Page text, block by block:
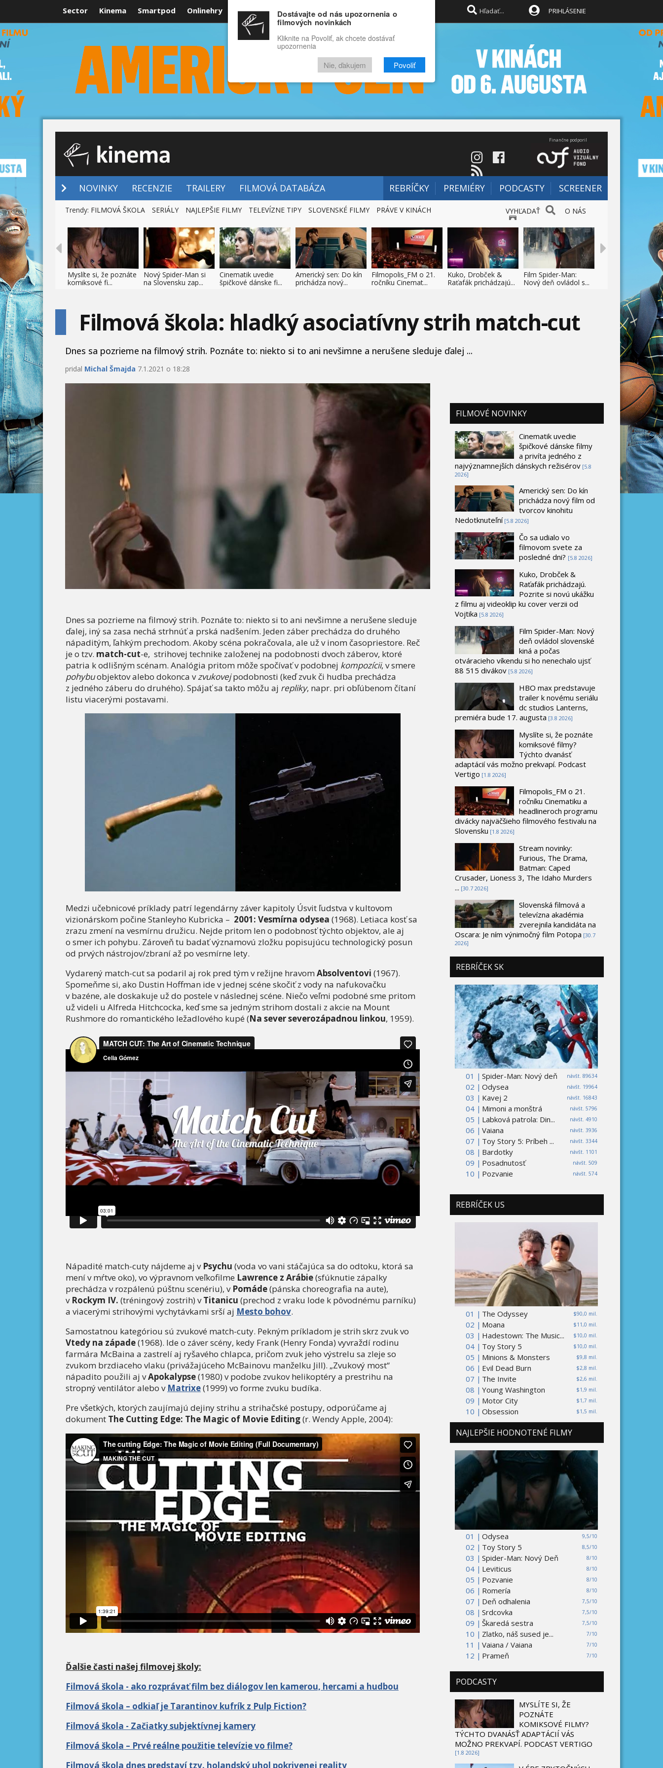
Sector Kinema Smartpod Onlinehry Rozprávky Funny Docu
RECENZIE VIDEÁ FILMY
PRIHLÁSENIE
Finančne podporil
NOVINKY RECENZIE TRAILERY FILMOVÁ DATABÁZA REBRÍČKY PREMIÉRY PODCASTY SCREENER
VYHĽADAŤ O NÁS
Trendy: FILMOVÁ ŠKOLA SERIÁLY NAJLEPŠIE FILMY TELEVÍZNE TIPY SLOVENSKÉ FILMY PRÁVE V KINÁCH
Myslíte si, že poznáte
komiksové fi...
Nový Spider-Man si
na Slovensku zap...
Cinematik uvedie
špičkové dánske fi...
Americký sen: Do kín
prichádza nový...
Filmopolis_FM o 21.
ročníku Cinemat...
Kuko, Drobček &
Raťafák prichádzajú...
Film Spider-Man:
Nový deň ovládol s...
Filmová škola: hladký asociatívny strih match-cut
Dnes sa pozrieme na filmový strih. Poznáte to: niekto si to ani nevšimne a nerušene sleduje ďalej ...
pridal Michal Šmajda 7.1.2021 o 18:28
Dnes sa pozrieme na filmový strih. Poznáte to: niekto si to ani nevšimne a nerušene sleduje
ďalej, iný sa zasa nechá strhnúť a prská nadšením. Jeden záber prechádza do druhého
nápaditým, ľahkým prechodom. Akoby scéna pokračovala, ale už v inom časopriestore. Reč
je o tzv. match-cut-e, strihovej technike založenej na podobnosti dvoch záberov, ktoré
patria k odlišným scénam. Analógia pritom môže spočívať v podobnej kompozícii, v smere
pohybuobjektov alebo dokonca vzvukovejpodobnosti (keď zvuk či hudba prechádza
z jedného záberu do druhého). Spájať sa takto môžu aj repliky, napr. pri obľúbenom čítaní
listu viacerými postavami.
Medzi učebnicové príklady patrí legendárny záver kapitoly Úsvit ľudstva v kultovom
vizionárskom počine Stanleyho Kubricka – 2001: Vesmírna odysea (1968). Letiaca kosť sa
zrazu zmení na vesmírnu družicu. Nejde pritom len o podobnosť týchto objektov, ale aj
o smer ich pohybu. Zároveň tu badať významovú zložku popisujúcu technologický posun
od prvých nástrojov/zbraní až po vesmírne lety.
Vydarený match-cut sa podaril aj rok pred tým v režijne hravom Absolventovi (1967).
Spomeňme si, ako Dustin Hoffman ide v jednej scéne skočiť z vody na nafukovačku
v bazéne, ale doskakuje už do postele v následnej scéne. Niečo veľmi podobné sme pritom
už videli u Alfreda Hitchcocka, keď sme sa jedným strihom dostali z akcie na Mount
Rushmore do romantického ležadlového kupé (Na sever severozápadnou linkou, 1959).
Nápadité match-cuty nájdeme aj v Psychu (voda vo vani stáčajúca sa do odtoku, ktorá sa
mení v mŕtve oko), vo výpravnom veľkofilme Lawrence z Arábie(sfúknutie zápalky
prechádza v rozpálenú púštnu scenériu), v Pomáde(pánska choreografia na aute),
v Rockym IV. (tréningový zostrih) vTitanicu (prechod z vraku lode k pôvodnému parníku)
a viacerými strihovými vychytávkami srší aj Mesto bohov.
Samostatnou kategóriou sú zvukové match-cuty. Pekným príkladom je strih skrz zvuk vo
Vtedy na západe(1968). Ide o záver scény, kedy Frank (Henry Fonda) vyvraždí rodinu
farmára McBaina a zastrelí aj ryšavého chlapca, pričom zvuk jeho výstrelu sa zleje so
zvukom brzdiaceho vlaku (privážajúceho McBainovu manželku Jill). „Zvukový most“
nápadito použili aj vApokalypse(1980) v podobe zvukov helikoptéry a prestrihu na
stropný ventilátor alebo v Matrixe(1999) vo forme zvuku budíka.
Pre všetkých, ktorých zaujímajú dejiny strihu a strihačské postupy, odporúčame aj
dokument The Cutting Edge: The Magic of Movie Editing(r. Wendy Apple, 2004):
Ďalšie časti našej filmovej školy:
Filmová škola - ako rozprávať film bez diálogov len kamerou, hercami a hudbou
Filmová škola – odkiaľ je Tarantinov kufrík z Pulp Fiction?
Filmová škola - Začiatky subjektívnej kamery
Filmová škola – Prvé reálne použitie televízie vo filme?
Filmová škola dnes predstaví tzv. holandský uhol pokrivenej reality
FILMOVÉ NOVINKY
Cinematik uvedie
špičkové dánske filmy
a privíta jedného z
najvýznamnejších dánskych režisérov [5.8
2026]
Americký sen: Do kín
prichádza nový film od
tvorcov kinohitu
Nedotknuteľní [5.8 2026]
Čo sa udialo vo
filmovom svete za
posledné dni? [5.8 2026]
Kuko, Drobček &
Raťafák prichádzajú.
Pozrite si novú ukážku
z filmu aj videoklip ku cover verzii od
Vojtika [5.8 2026]
Film Spider-Man: Nový
deň ovládol slovenské
kiná a počas
otváracieho víkendu si ho nenechalo ujsť
88 515 divákov [5.8 2026]
HBO max predstavuje
trailer k novému seriálu
dc studios Lanterns,
premiéra bude 17. augusta [3.8 2026]
Myslíte si, že poznáte
komiksové filmy?
Týchto dvanásť
adaptácií vás možno prekvapí. Podcast
Vertigo [1.8 2026]
Filmopolis_FM o 21.
ročníku Cinematiku a
headlineroch programu
divácky najväčšieho filmového festivalu na
Slovensku [1.8 2026]
Stream novinky:
Furious, The Drama,
Batman: Caped
Crusader, Lioness 3, The Idaho Murders
... [30.7 2026]
Slovenská filmová a
televízna akadémia
zverejnila kandidáta na
Oscara: Je ním výnimočný film Potopa [30.7
2026]
REBRÍČEK SK
01 | návšt. 89634
Spider-Man: Nový deň
02 |
návšt. 19964
Odysea
03 |
návšt. 16843
Kavej 2
04 |
návšt. 5796
Mimoni a monštrá
05 |
návšt. 4910
Labková patrola: Din...
06 |
návšt. 3936
Vaiana
07 |
návšt. 3344
Toy Story 5: Príbeh ...
08 |
návšt. 1101
Bardotky
09 |
návšt. 509
Posadnutosť
10 |
návšt. 574
Pozvanie
REBRÍČEK US
01 | $90,0 mil.
The Odyssey
02 |
$11,0 mil.
Moana
03 |
$10,0 mil.
Hadestown: The Music...
04 |
$10,0 mil.
Toy Story 5
05 |
$9,8 mil.
Minions & Monsters
06 |
$2,8 mil.
Evil Dead Burn
07 |
$2,6 mil.
The Invite
08 |
$1,9 mil.
Young Washington
09 |
$1,7 mil.
Motor City
10 |
$1,5 mil.
Obsession
NAJLEPŠIE HODNOTENÉ FILMY
01 | 9,5/10
Odysea
02 |
8,5/10
Toy Story 5
03 |
8/10
Spider-Man: Nový Deň
04 |
8/10
Leviticus
05 |
8/10
Pozvanie
06 |
8/10
Romería
07 |
7,5/10
Deň odhalenia
08 |
7,5/10
Srdcovka
09 |
7,5/10
Škaredá sestra
10 |
7/10
Zlatko, náš sused je...
11 |
7/10
Vaiana / Vaiana
12 |
7/10
Prameň
PODCASTY
MYSLÍTE SI, ŽE
POZNÁTE
KOMIKSOVÉ FILMY?
TÝCHTO DVANÁSŤ ADAPTÁCIÍ VÁS
MOŽNO PREKVAPÍ. PODCAST VERTIGO
[1.8 2026]
Dostávajte od nás upozornenia o
filmových novinkách
Kliknite na Povoliť, ak chcete dostávať
upozornenia
Nie, ďakujem Povoliť